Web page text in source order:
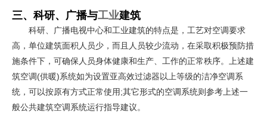
三、科研、广播与工业建筑
科研、广播电视中心和工业建筑的特点是，工艺对空调要求
高，单位建筑面积人员少，而且人员较少流动，在采取积极预防措
施条件下，可确保人员身体健康和生产、工作的正常秩序。上述建
筑空调(供暖)系统如为设置亚高效过滤器以上等级的洁净空调系
统，可以按原有方式正常使用;其它形式的空调系统则参考上述一
般公共建筑空调系统运行指导建议。